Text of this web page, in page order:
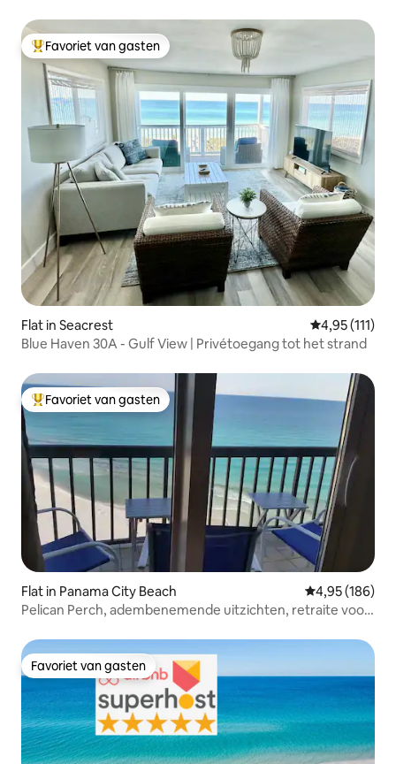
Topfavoriet van gasten
Favoriet van gasten
Flat in Seacrest Gemiddelde
4,95 (111)
Blue Haven 30A - Gulf View | Privétoegang tot het strand
Topfavoriet van gasten
Favoriet van gasten
Flat in Panama City Beach Gemiddelde
4,95 (186)
Pelican Perch, adembenemende uitzichten, retraite voor
Favoriet van gasten
Favoriet van gasten